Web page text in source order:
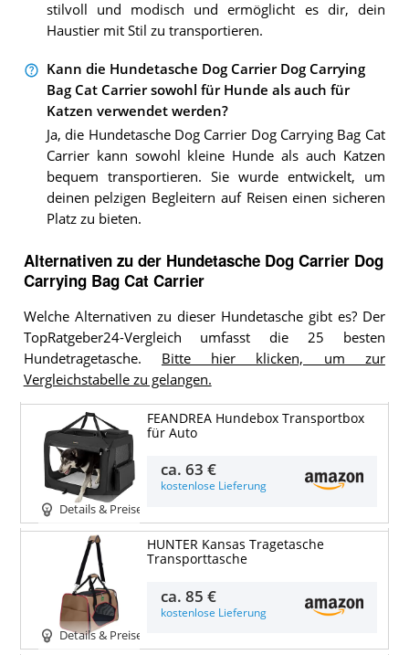
stilvoll und modisch und ermöglicht es dir, dein
Haustier mit Stil zu transportieren.
Kann die Hundetasche Dog Carrier Dog Carrying
Bag Cat Carrier sowohl für Hunde als auch für
Katzen verwendet werden?
Ja, die Hundetasche Dog Carrier Dog Carrying Bag Cat
Carrier kann sowohl kleine Hunde als auch Katzen
bequem transportieren. Sie wurde entwickelt, um
deinen pelzigen Begleitern auf Reisen einen sicheren
Platz zu bieten.
Alternativen zu der Hundetasche Dog Carrier Dog
Carrying Bag Cat Carrier
Welche Alternativen zu dieser Hundetasche gibt es? Der
TopRatgeber24-Vergleich umfasst die 25 besten
Hundetragetasche. Bitte hier klicken, um zur
Vergleichstabelle zu gelangen.
Details & Preise
FEANDREA Hundebox Transportbox
für Auto
ca.63 €
kostenlose Lieferung
Details & Preise
HUNTER Kansas Tragetasche
Transporttasche
ca.85 €
kostenlose Lieferung